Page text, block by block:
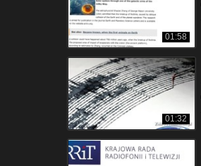
01:58
01:32